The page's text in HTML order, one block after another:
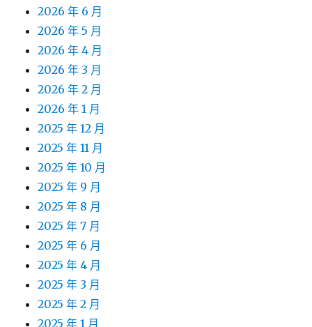
2026 年 6 月
2026 年 5 月
2026 年 4 月
2026 年 3 月
2026 年 2 月
2026 年 1 月
2025 年 12 月
2025 年 11 月
2025 年 10 月
2025 年 9 月
2025 年 8 月
2025 年 7 月
2025 年 6 月
2025 年 4 月
2025 年 3 月
2025 年 2 月
2025 年 1 月